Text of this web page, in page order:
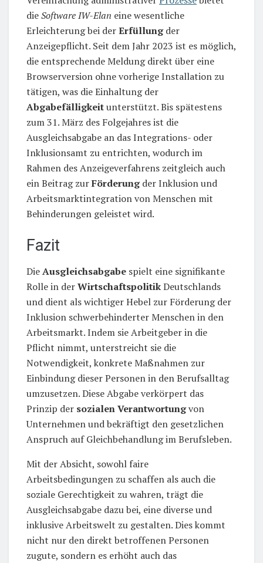
dieSoftware IW-Elan eine wesentliche
Erleichterung bei derErfüllungder
Anzeigepflicht. Seit dem Jahr 2023 ist es möglich,
die entsprechende Meldung direkt über eine
Browserversion ohne vorherige Installation zu
tätigen, was die Einhaltung der
Abgabefälligkeitunterstützt. Bis spätestens
zum 31. März des Folgejahres ist die
Ausgleichsabgabe an das Integrations- oder
Inklusionsamt zu entrichten, wodurch im
Rahmen des Anzeigeverfahrens zeitgleich auch
ein Beitrag zurFörderungder Inklusion und
Arbeitsmarktintegration von Menschen mit
Behinderungen geleistet wird.
Fazit
DieAusgleichsabgabe spielt eine signifikante
Rolle in derWirtschaftspolitikDeutschlands
und dient als wichtiger Hebel zur Förderung der
Inklusion schwerbehinderter Menschen in den
Arbeitsmarkt. Indem sie Arbeitgeber in die
Pflicht nimmt, unterstreicht sie die
Notwendigkeit, konkrete Maßnahmen zur
Einbindung dieser Personen in den Berufsalltag
umzusetzen. Diese Abgabe verkörpert das
Prinzip der sozialen Verantwortungvon
Unternehmen und bekräftigt den gesetzlichen
Anspruch auf Gleichbehandlung im Berufsleben.
Mit der Absicht, sowohl faire
Arbeitsbedingungen zu schaffen als auch die
soziale Gerechtigkeit zu wahren, trägt die
Ausgleichsabgabe dazu bei, eine diverse und
inklusive Arbeitswelt zu gestalten. Dies kommt
nicht nur den direkt betroffenen Personen
zugute, sondern es erhöht auch das